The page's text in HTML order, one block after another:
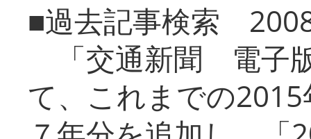
■過去記事検索
「交通新聞 電子
て、これまでの